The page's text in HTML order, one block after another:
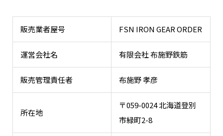
販売業者屋号 FSN IRON GEAR ORDER
運営会社名 有限会社 布施野鉄筋
販売管理責任者 布施野 孝彦
所在地
〒059-0024 北海道登別
市緑町2-8